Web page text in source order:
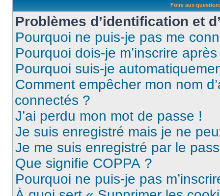
Foire aux
Problèmes d’identification et
Pourquoi ne puis-je pas me
Pourquoi dois-je m’inscrire
Pourquoi suis-je
Comment empêcher mon nom
connectés ?
J’ai perdu mon mot de passe !
Je suis enregistré mais je ne
Je me suis enregistré par le
Que signifie COPPA ?
Pourquoi ne puis-je pas